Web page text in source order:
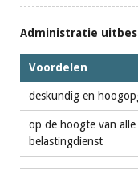
Administratie
Voordelen
deskundig en
op de hoogte van
belastingdienst